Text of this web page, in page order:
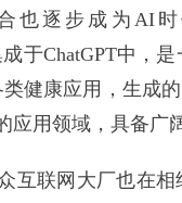
逐步成为AI时
于ChatGPT中，
健康应用，生成
用领域，具备广
联网大厂也在相